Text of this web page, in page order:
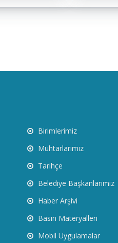
Birimlerimiz
Muhtarlarımız
Tarihçe
Belediye Başkanlarımız
Haber Arşivi
Basın Materyalleri
Mobil Uygulamalar